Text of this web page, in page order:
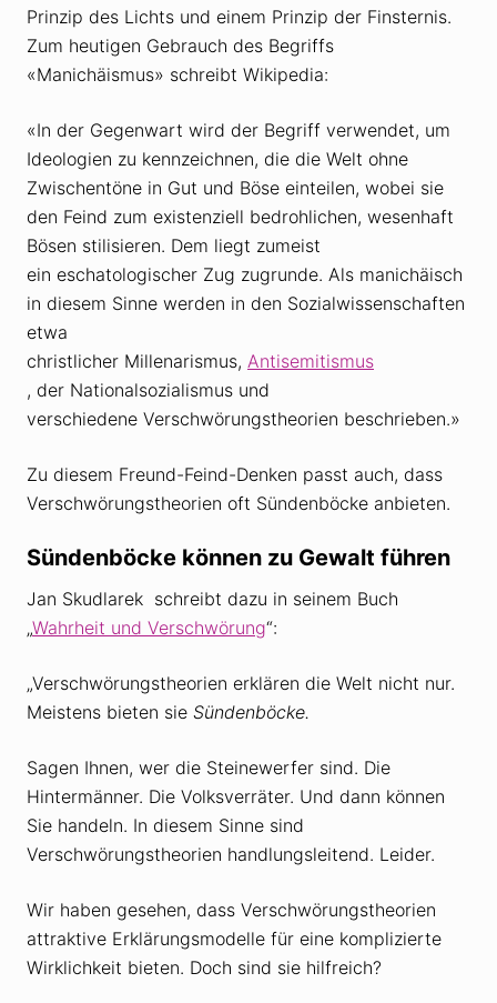
Prinzip des Lichts und einem Prinzip der Finsternis.
Zum heutigen Gebrauch des Begriffs
«Manichäismus» schreibt Wikipedia:
«In der Gegenwart wird der Begriff verwendet, um
Ideologien zu kennzeichnen, die die Welt ohne
Zwischentöne in Gut und Böse einteilen, wobei sie
den Feind zum existenziell bedrohlichen, wesenhaft
Bösen stilisieren. Dem liegt zumeist
ein eschatologischer Zug zugrunde. Als manichäisch
in diesem Sinne werden in den Sozialwissenschaften
etwa
christlicher Millenarismus, Antisemitismus
, der Nationalsozialismus und
verschiedene Verschwörungstheorien beschrieben.»
Zu diesem Freund-Feind-Denken passt auch, dass
Verschwörungstheorien oft Sündenböcke anbieten.
Sündenböcke können zu Gewalt führen
Jan Skudlarek schreibt dazu in seinem Buch
„Wahrheit und Verschwörung“:
„Verschwörungstheorien erklären die Welt nicht nur.
Meistens bieten sie Sündenböcke.
Sagen Ihnen, wer die Steinewerfer sind. Die
Hintermänner. Die Volksverräter. Und dann können
Sie handeln. In diesem Sinne sind
Verschwörungstheorien handlungsleitend. Leider.
Wir haben gesehen, dass Verschwörungstheorien
attraktive Erklärungsmodelle für eine komplizierte
Wirklichkeit bieten. Doch sind sie hilfreich?